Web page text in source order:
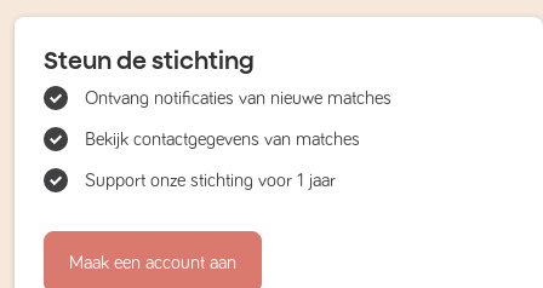
Steun de stichting
Ontvang notificaties van nieuwe matches
Bekijk contactgegevens van matches
Support onze stichting voor 1 jaar
Maak een account aan